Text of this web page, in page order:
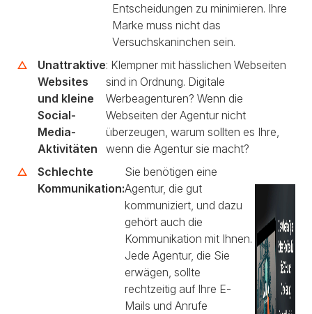
Entscheidungen zu minimieren. Ihre
Marke muss nicht das
Versuchskaninchen sein.
Unattraktive
Websites
und kleine
Social-
Media-
Aktivitäten
: Klempner mit hässlichen Webseiten
sind in Ordnung. Digitale
Werbeagenturen? Wenn die
Webseiten der Agentur nicht
überzeugen, warum sollten es Ihre,
wenn die Agentur sie macht?
Schlechte
Kommunikation:
Sie benötigen eine
Agentur, die gut
kommuniziert, und dazu
gehört auch die
Kommunikation mit Ihnen.
Jede Agentur, die Sie
erwägen, sollte
rechtzeitig auf Ihre E-
Mails und Anrufe